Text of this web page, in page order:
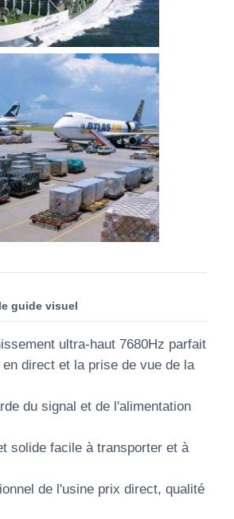
guide visuel
ultra-haut 7680Hz parfait
direct et la prise de vue de la
du signal et de l'alimentation
solide facile à transporter et à
de l'usine prix direct, qualité